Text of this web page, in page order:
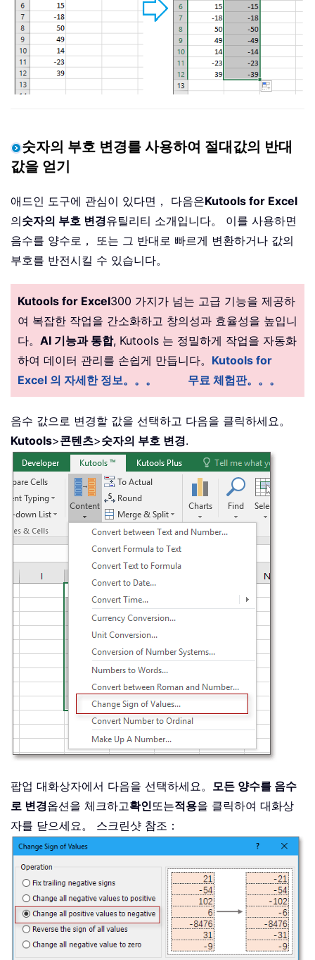
숫자의 부호 변경를 사용하여 절대값의 반대
값을 얻기
애드인 도구에 관심이 있다면， 다음은Kutools for Excel
의숫자의 부호 변경유틸리티 소개입니다。 이를 사용하면
음수를 양수로， 또는 그 반대로 빠르게 변환하거나 값의
부호를 반전시킬 수 있습니다。
Kutools for Excel300 가지가 넘는 고급 기능을 제공하
여 복잡한 작업을 간소화하고 창의성과 효율성을 높입니
다。 AI 기능과 통합, Kutools 는 정밀하게 작업을 자동화
하여 데이터 관리를 손쉽게 만듭니다。 Kutools for
Excel 의 자세한 정보。。。
무료 체험판。。。
음수 값으로 변경할 값을 선택하고 다음을 클릭하세요。
Kutools>콘텐츠>숫자의 부호 변경.
팝업 대화상자에서 다음을 선택하세요。 모든 양수를 음수
로 변경옵션을 체크하고확인또는적용을 클릭하여 대화상
자를 닫으세요。 스크린샷 참조：